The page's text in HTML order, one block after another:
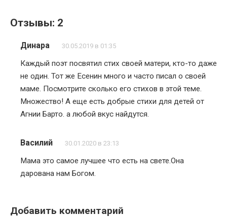
Отзывы: 2
Динара 30.05.2019 в 01:35
Каждый поэт посвятил стих своей матери, кто-то даже
не один. Тот же Есенин много и часто писал о своей
маме. Посмотрите сколько его стихов в этой теме.
Множество! А еще есть добрые стихи для детей от
Агнии Барто. а любой вкус найдутся.
Василий 30.01.2020 в 23:13
Мама это самое лучшее что есть на свете.Она
дарована нам Богом.
Добавить комментарий